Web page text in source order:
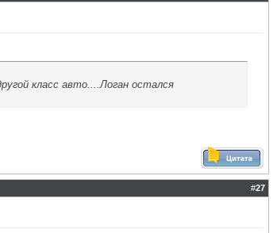
класс авто....Логан остался
#27